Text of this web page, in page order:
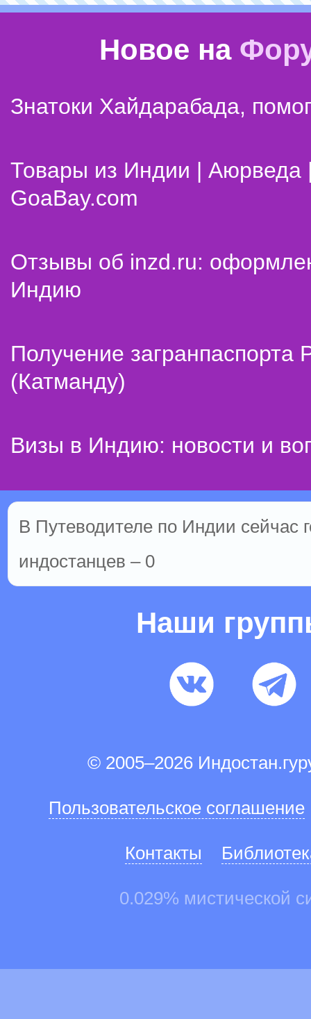
Новое на
Знатоки Хайдарабада,
Товары из Индии | Аюрведа
GoaBay.com
Отзывы об inzd.ru:
Индию
Получение
(Катманду)
Визы в Индию: новости и
В Путеводителе по Индии сейчас
индостанцев – 0
Наши
© 2005–2026
Пользовательское соглашение
Контакты
0.029% мистической